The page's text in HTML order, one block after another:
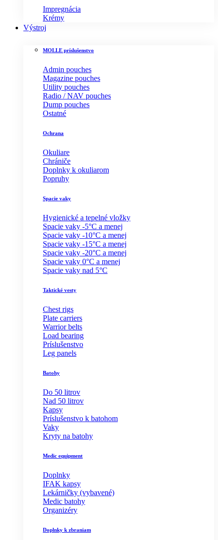
Impregnácia
Krémy
Výstroj
MOLLE príslušenstvo
Admin pouches
Magazine pouches
Utility pouches
Radio / NAV pouches
Dump pouches
Ostatné
Ochrana
Okuliare
Chrániče
Doplnky k okuliarom
Popruhy
Spacie vaky
Hygienické a tepelné vložky
Spacie vaky -5°C a menej
Spacie vaky -10°C a menej
Spacie vaky -15°C a menej
Spacie vaky -20°C a menej
Spacie vaky 0°C a menej
Spacie vaky nad 5°C
Taktické vesty
Chest rigs
Plate carriers
Warrior belts
Load bearing
Príslušenstvo
Leg panels
Batohy
Do 50 litrov
Nad 50 litrov
Kapsy
Príslušenstvo k batohom
Vaky
Kryty na batohy
Medic equipment
Doplnky
IFAK kapsy
Lekárničky (vybavené)
Medic batohy
Organizéry
Doplnky k zbraniam